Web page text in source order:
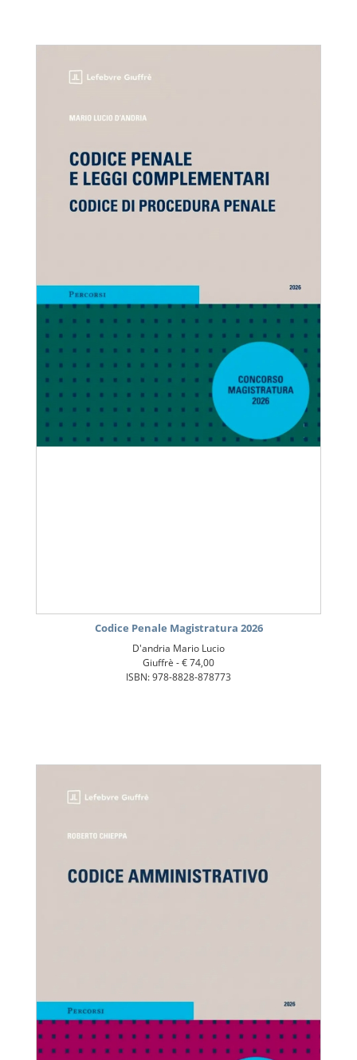
Codice Penale Magistratura 2026
D'andria Mario Lucio
Giuffrè -€ 74,00
ISBN: 978-8828-878773